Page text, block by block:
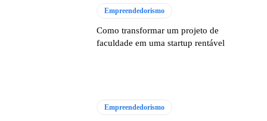
Empreendedorismo
Como transformar um projeto de
faculdade em uma startup rentável
Empreendedorismo